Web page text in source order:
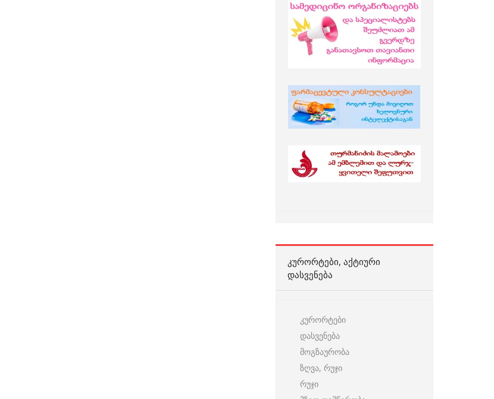
ᲙᲣᲠᲝᲠᲢᲔᲑᲘ, ᲐᲥᲢᲘᲣᲠᲘ
ᲓᲐᲡᲕᲔᲜᲔᲑᲐ
კურორტები
დასვენება
მოგზაურობა
ზღვა, რუჯი
რუჯი